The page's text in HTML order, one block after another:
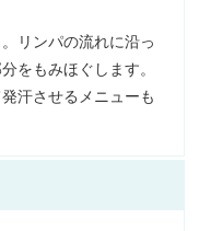
リンパの流れに沿っ
をもみほぐします。
汗させるメニューも